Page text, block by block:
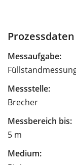
Prozessdaten
Messaufgabe:
Messstelle:
Brecher
Messbereich bis:
5 m
Medium: